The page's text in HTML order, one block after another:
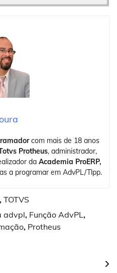
com mais de 18 anos
Protheus, administrador,
da Academia ProERP,
a programar em AdvPL/Tlpp.
, TOTVS
advpl, Função AdvPL ,
, Protheus